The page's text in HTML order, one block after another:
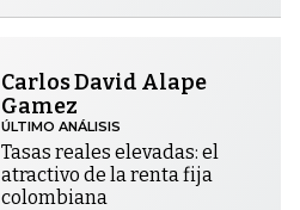
Carlos David Alape
Gamez
ÚLTIMO ANÁLISIS
Tasas reales elevadas: el
atractivo de la renta fija
colombiana